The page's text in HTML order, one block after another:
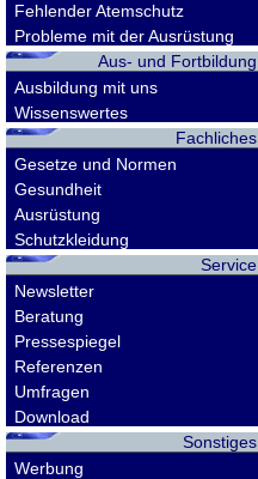
Fehlender Atemschutz
Probleme mit der Ausrüstung
Aus- und Fortbildung
Ausbildung mit uns
Wissenswertes
Fachliches
Gesetze und Normen
Gesundheit
Ausrüstung
Schutzkleidung
Service
Newsletter
Beratung
Pressespiegel
Referenzen
Umfragen
Download
Sonstiges
Werbung